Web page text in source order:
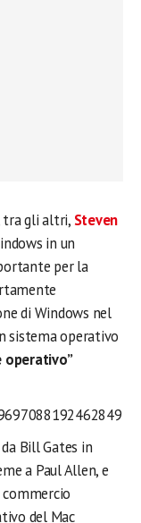
tra gli altri, Steven
in un
per la
di Windows nel
sistema operativo
operativo”
Bill Gates in
a Paul Allen, e
del Mac